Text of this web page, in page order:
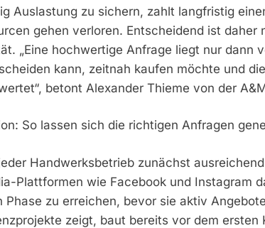
Auslastung zu sichern, zahlt langfristig
gehen verloren. Entscheidend ist daher
„Eine hochwertige Anfrage liegt nur dann
kann, zeitnah kaufen möchte und
betont Alexander Thieme von der
So lassen sich die richtigen Anfragen
Handwerksbetrieb zunächst
Plattformen wie Facebook und Instagram
zu erreichen, bevor sie aktiv
zeigt, baut bereits vor dem ersten